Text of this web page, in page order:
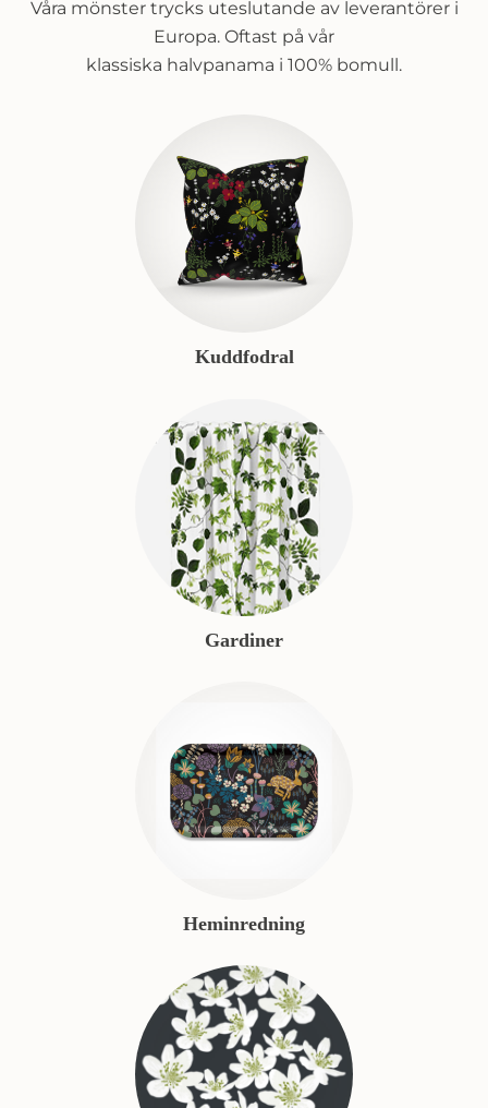
Våra mönster trycks uteslutande av leverantörer i
Europa. Oftast på vår
klassiska halvpanama i 100% bomull.
Kuddfodral
Gardiner
Heminredning